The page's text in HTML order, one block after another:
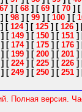
67 ] [ 68 ] [ 69 ] [ 70 ] [
] [ 98 ] [ 99 ] [ 100 ] [
] [ 124] [ 125 ] [ 126 ]
] [ 149 ] [ 150 ] [ 151 ]
] [ 174] [ 175 ] [ 176 ]
] [ 199 ] [ 200 ] [ 201 ]
] [ 224] [ 225 ] [ 226 ]
] [ 249 ] [ 250 ] [ 251 ]
Полная версия.